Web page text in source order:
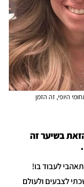
היופי, זה הזמן
בשיער זה
לעבוד בו!
לצבעים ולעולם